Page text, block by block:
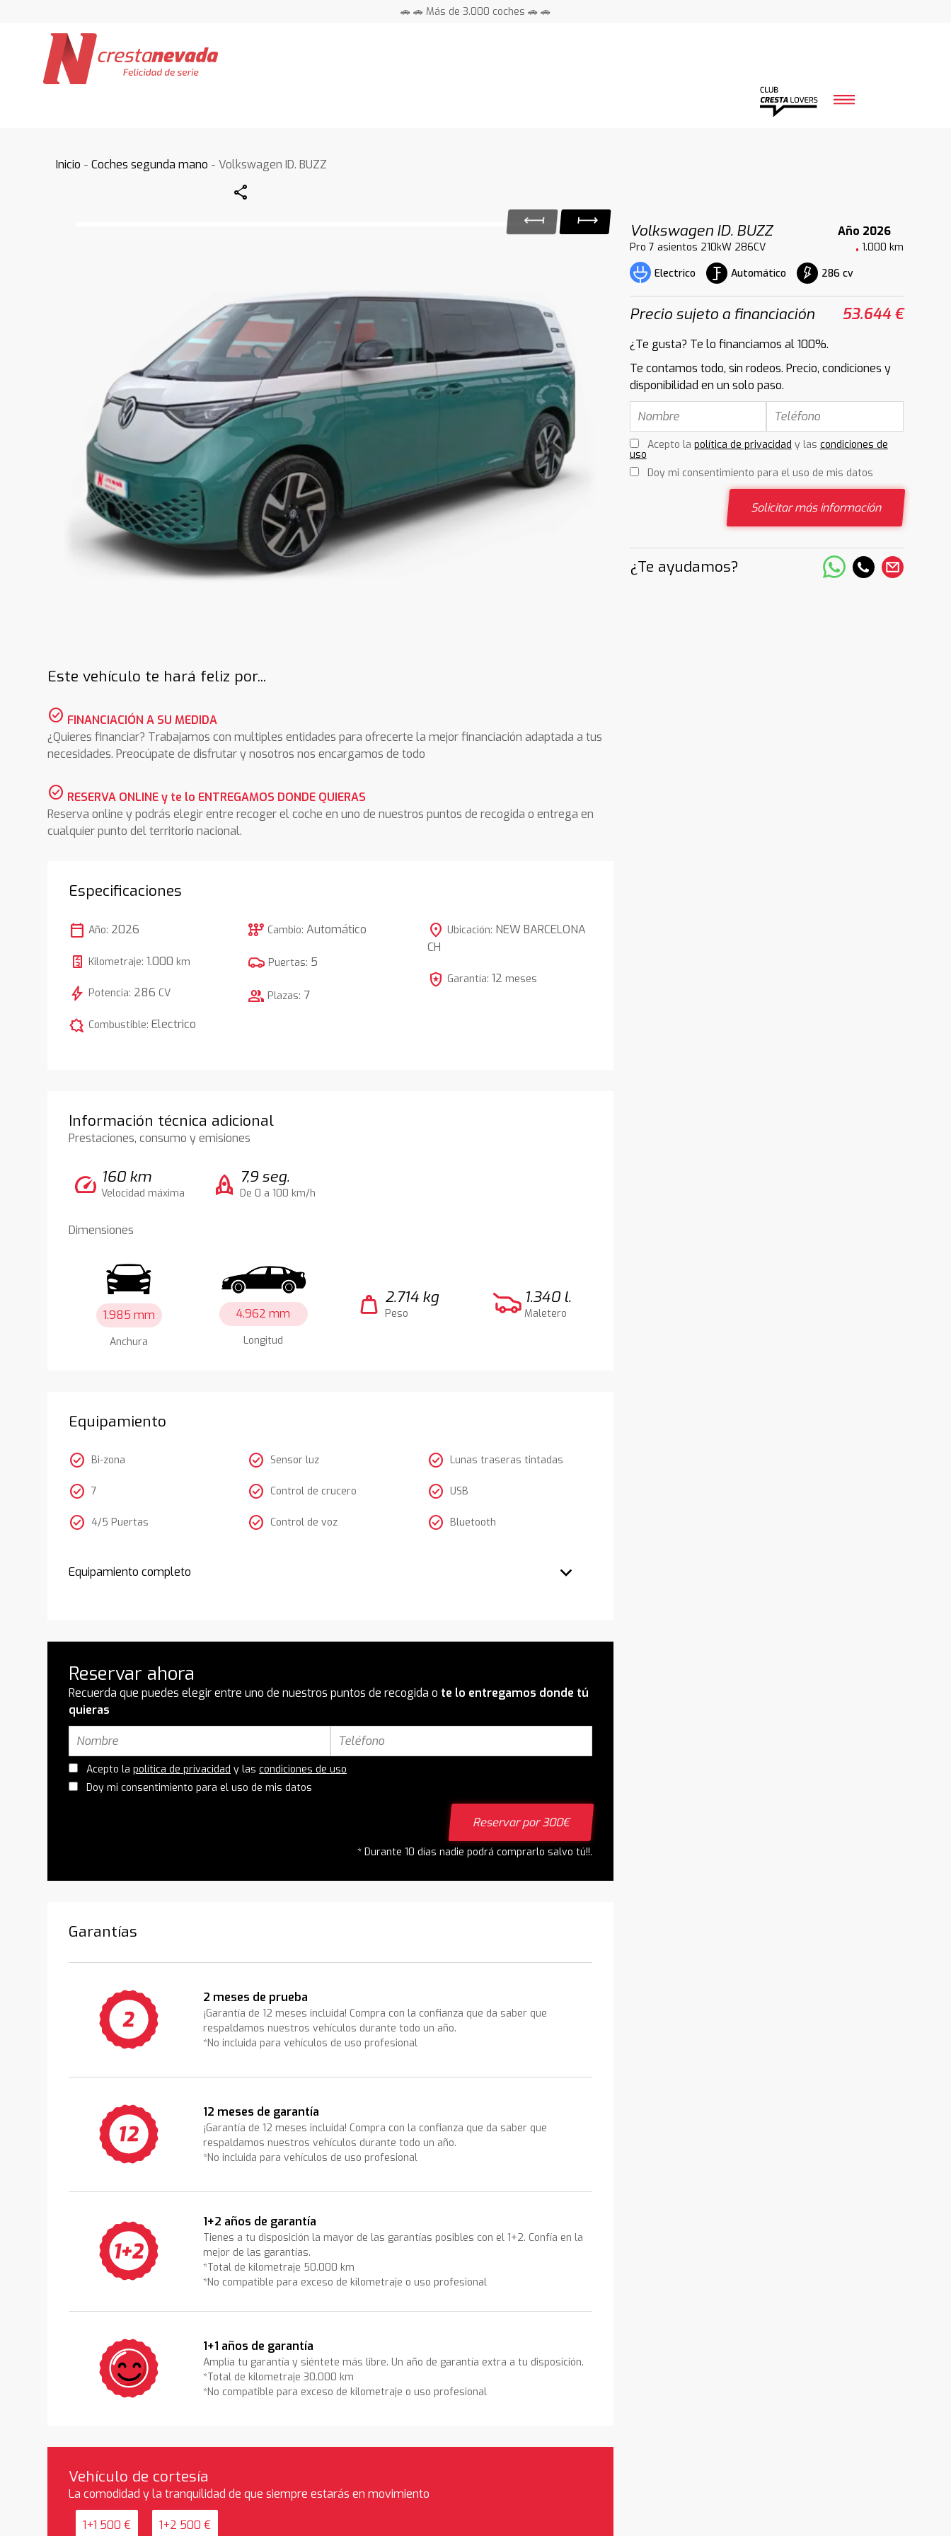
🚗 🚗 Más de 3.000 coches 🚗 🚗
Inicio -Coches segunda mano - Volkswagen ID. BUZZ
Share
Volkswagen ID. BUZZ
Año 2026
Pro 7 asientos 210kW 286CV
1.000 km
Electrico
Automático 286 cv
Precio sujeto a financiación 53.644 €
¿Te gusta? Te lo financiamos al 100%.
Te contamos todo, sin rodeos. Precio, condiciones y
disponibilidad en un solo paso.
Acepto la política de privacidad y las condiciones de
uso
Doy mi consentimiento para el uso de mis datos
Solicitar más información
¿Te ayudamos?
Este vehículo te hará feliz por...
check_circle FINANCIACIÓN A SU MEDIDA
¿Quieres financiar? Trabajamos con multiples entidades para ofrecerte la mejor financiación adaptada a tus
necesidades. Preocúpate de disfrutar y nosotros nos encargamos de todo
check_circle RESERVA ONLINE y te lo ENTREGAMOS DONDE QUIERAS
Reserva online y podrás elegir entre recoger el coche en uno de nuestros puntos de recogida o entrega en
cualquier punto del territorio nacional.
Especificaciones
calendar_today Año: 2026
Kilometraje:1.000 km
bolt Potencia: 286 CV
comic_bubble Combustible:Electrico
auto_transmission Cambio:Automático
Puertas: 5
group Plazas: 7
location_on Ubicación: NEW BARCELONA
CH
local_police Garantía: 12 meses
Información técnica adicional
Prestaciones, consumo y emisiones
speed 160 km
Velocidad máxima rocket 7,9 seg.
De 0 a 100 km/h
Dimensiones
1.985 mm
Anchura
4.962 mm
Longitud
weight 2.714 kg
Peso
1.340 l.
Maletero
Equipamiento
check_circle Bi-zona
check_circle 7
check_circle 4/5 Puertas
check_circle Sensor luz
check_circle Control de crucero
check_circle Control de voz
check_circle Lunas traseras tintadas
check_circle USB
check_circle Bluetooth
Equipamiento completo
Reservar ahora
Recuerda que puedes elegir entre uno de nuestros puntos de recogida o te lo entregamos donde tú
quieras
Acepto lapolítica de privacidad y lascondiciones de uso
Doy mi consentimiento para el uso de mis datos
Reservar por 300€
* Durante 10 días nadie podrá comprarlo salvo tú!!.
Garantías
2 meses de prueba
¡Garantía de 12 meses incluida! Compra con la confianza que da saber que
respaldamos nuestros vehículos durante todo un año.
*No incluida para vehículos de uso profesional
12 meses de garantía
¡Garantía de 12 meses incluida! Compra con la confianza que da saber que
respaldamos nuestros vehículos durante todo un año.
*No incluida para vehículos de uso profesional
1+2 años de garantía
Tienes a tu disposición la mayor de las garantías posibles con el 1+2. Confía en la
mejor de las garantías.
*Total de kilometraje 50.000 km
*No compatible para exceso de kilometraje o uso profesional
1+1 años de garantía
Amplía tu garantía y siéntete más libre. Un año de garantía extra a tu disposición.
*Total de kilometraje 30.000 km
*No compatible para exceso de kilometraje o uso profesional
Vehículo de cortesía
La comodidad y la tranquilidad de que siempre estarás en movimiento
1+1 500 € 1+2 500 €